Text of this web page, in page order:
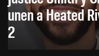
unen a Heated
2